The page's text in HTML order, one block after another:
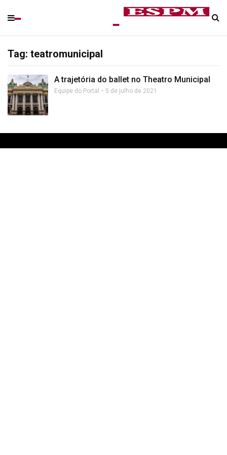
Tag: teatromunicipal
A trajetória do ballet no Theatro Municipal
Equipe do Portal 5 de julho de 2021